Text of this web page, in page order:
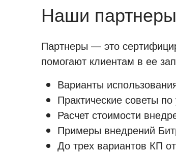
Наши
Партнеры — это
помогают клиентам в ее
Варианты
Практические советы
Расчет стоимости
Примеры внедрений
До трех вариантов КП